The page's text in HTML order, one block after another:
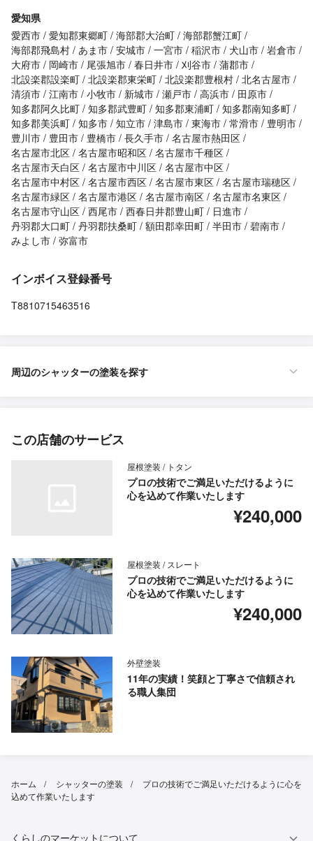
愛知県
愛西市 愛知郡東郷町 海部郡大治町 海部郡蟹江町
海部郡飛島村 あま市 安城市 一宮市 稲沢市 犬山市 岩倉市
大府市
岡崎市 尾張旭市 春日井市 刈谷市 蒲郡市
北設楽郡設楽町 北設楽郡東栄町 北設楽郡豊根村 北名古屋市
清須市 江南市 小牧市 新城市 瀬戸市 高浜市
田原市
知多郡阿久比町 知多郡武豊町 知多郡東浦町 知多郡南知多町
知多郡美浜町 知多市 知立市 津島市 東海市 常滑市
豊明市
豊川市
豊田市 豊橋市 長久手市 名古屋市熱田区
名古屋市北区 名古屋市昭和区 名古屋市千種区
名古屋市天白区 名古屋市中川区 名古屋市中区
名古屋市中村区 名古屋市西区 名古屋市東区 名古屋市瑞穂区
名古屋市緑区 名古屋市港区 名古屋市南区 名古屋市名東区
名古屋市守山区 西尾市 西春日井郡豊山町
日進市
丹羽郡大口町 丹羽郡扶桑町 額田郡幸田町 半田市 碧南市
みよし市 弥富市
インボイス登録番号
T8810715463516
周辺のシャッターの塗装を探す
この店舗のサービス
屋根塗装 / トタン
プロの技術でご満足いただけるように
心を込めて作業いたします
¥240,000
屋根塗装 / スレート
プロの技術でご満足いただけるように
心を込めて作業いたします
¥240,000
外壁塗装
11年の実績！笑顔と丁寧さで信頼され
る職人集団
ホーム シャッターの塗装
プロの技術でご満足いただけるように心を
込めて作業いたします
くらしのマーケットについて